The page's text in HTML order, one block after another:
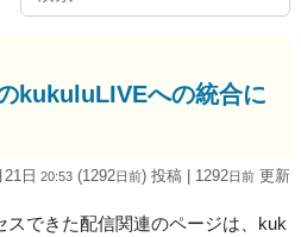
kukuluLIVEへの統合に
日 20:53 (1292日前) 投稿 | 1292日前 更新
スできた配信関連のページは、kuk